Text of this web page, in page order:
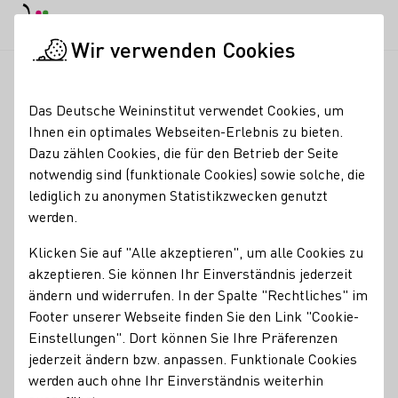
Wein | Wandern |
Genuss
Registrierung erforderlich
Wanderung durch unsere biologisch bewirtschafteten
Weinbergeam Saalecker Schlossberg.
Mit einem Glas Wein in der Handwandern wir vom
Kellereigebäude auf Schloss Saaleck nach einer kurzen
Wir verwenden Cookies
Das Deutsche Weininstitut verwendet Cookies, um
Ihnen ein optimales Webseiten-Erlebnis zu bieten.
Dazu zählen Cookies, die für den Betrieb der Seite
notwendig sind (funktionale Cookies) sowie solche, die
lediglich zu anonymen Statistikzwecken genutzt
werden.
Klicken Sie auf "Alle akzeptieren", um alle Cookies zu
akzeptieren. Sie können Ihr Einverständnis jederzeit
ändern und widerrufen. In der Spalte "Rechtliches" im
Footer unserer Webseite finden Sie den Link "Cookie-
Einstellungen". Dort können Sie Ihre Präferenzen
jederzeit ändern bzw. anpassen. Funktionale Cookies
werden auch ohne Ihr Einverständnis weiterhin